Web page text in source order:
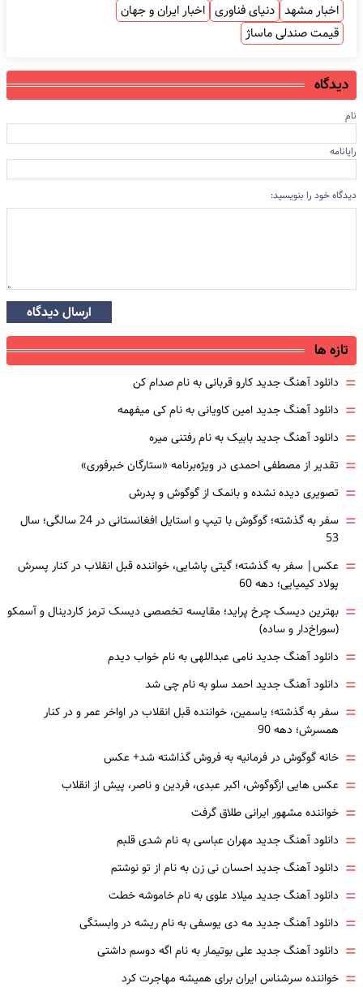
اخبار مشهد دنیای فناوری اخبار ایران و جهان
قیمت صندلی ماساژ
دیدگاه
نام
رایانامه
دیدگاه خود را بنویسید:
ارسال دیدگاه
تازه ها
= دانلود آهنگ جدید کارو قربانی به نام صدام کن
= دانلود آهنگ جدید امین کاویانی به نام کی میفهمه
= دانلود آهنگ جدید بابیک به نام رفتنی میره
= تقدیر از مصطفی احمدی در ویژه‌برنامه «ستارگان خبرفوری»
= تصویری دیده نشده و بانمک از گوگوش و پدرش
=
سفر به گذشته؛ گوگوش با تیپ و استایل افغانستانی در 24 سالگی؛ سال
53
= عکس| سفر به گذشته؛ گیتی پاشایی، خواننده قبل انقلاب در کنار پسرش
پولاد کیمیایی؛ دهه 60
= بهترین دیسک چرخ پراید؛ مقایسه تخصصی دیسک ترمز کاردینال و آسمکو
(سوراخ‌دار و ساده)
= دانلود آهنگ جدید نامی عبداللهی به نام خواب دیدم
= دانلود آهنگ جدید احمد سلو به نام چی شد
= سفر به گذشته؛ یاسمین، خواننده قبل انقلاب در اواخر عمر و در کنار
همسرش؛ دهه 90
= خانه گوگوش در فرمانیه به فروش گذاشته شد+ عکس
= عکس هایی ازگوگوش، اکبر عبدی، فردین و ناصر، پیش از انقلاب
= خواننده مشهور ایرانی طلاق گرفت
= دانلود آهنگ جدید مهران عباسی به نام شدی قلبم
= دانلود آهنگ جدید احسان نی زن به نام از تو نوشتم
= دانلود آهنگ جدید میلاد علوی به نام خاموشه خطت
= دانلود آهنگ جدید مه دی یوسفی به نام ریشه در وابستگی
= دانلود آهنگ جدید علی بوتیمار به نام اگه دوسم داشتی
= خواننده سرشناس ایران برای همیشه مهاجرت کرد